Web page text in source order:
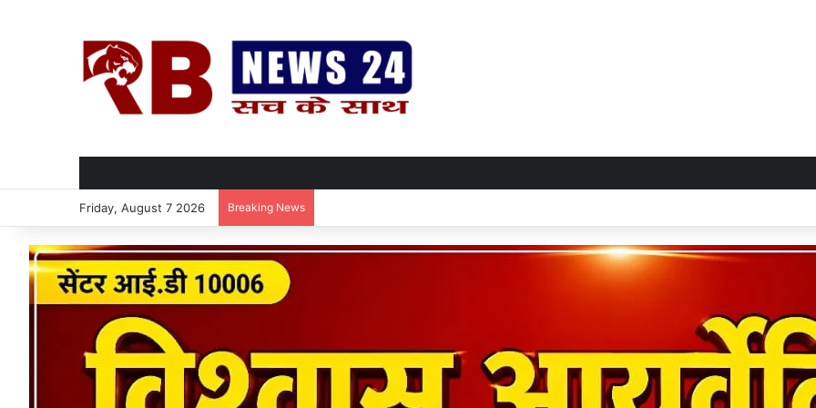
Friday, August 7 2026 Breaking News